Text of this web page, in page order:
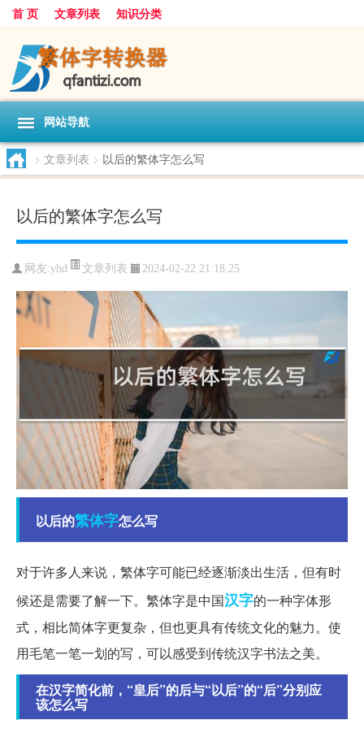
首 页 文章列表 知识分类
网站导航
> 文章列表 > 以后的繁体字怎么写
以后的繁体字怎么写
网友:yhd 文章列表 2024-02-22 21:18:25
以后的繁体字怎么写
对于许多人来说，繁体字可能已经逐渐淡出生活，但有时
候还是需要了解一下。繁体字是中国汉字的一种字体形
式，相比简体字更复杂，但也更具有传统文化的魅力。使
用毛笔一笔一划的写，可以感受到传统汉字书法之美。
在汉字简化前，“皇后”的后与“以后”的“后”分别应
该怎么写